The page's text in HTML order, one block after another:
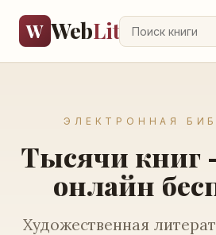
W WebLit
ЭЛЕКТРОННАЯ
Тысячи книг
онлайн
Художественная